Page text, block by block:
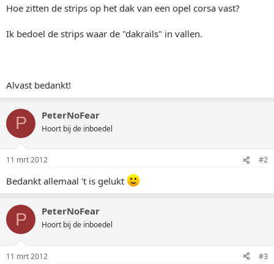
Hoe zitten de strips op het dak van een opel corsa vast?
Ik bedoel de strips waar de "dakrails" in vallen.
Alvast bedankt!
P PeterNoFear
Hoort bij de inboedel
11 mrt 2012 #2
Bedankt allemaal 't is gelukt
P PeterNoFear
Hoort bij de inboedel
11 mrt 2012 #3